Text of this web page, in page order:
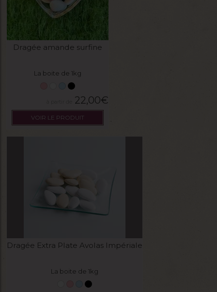
Dragée amande surfine
La boite de 1kg
22,00€
VOIR LE PRODUIT
Dragée Extra Plate Avolas Impériale
La boite de 1kg